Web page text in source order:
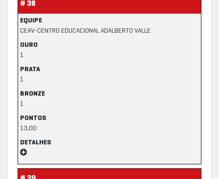
# 38
EQUIPE
CEAV-CENTRO EDUCACIONAL ADALBERTO VALLE
OURO
1
PRATA
1
BRONZE
1
PONTOS
13,00
DETALHES